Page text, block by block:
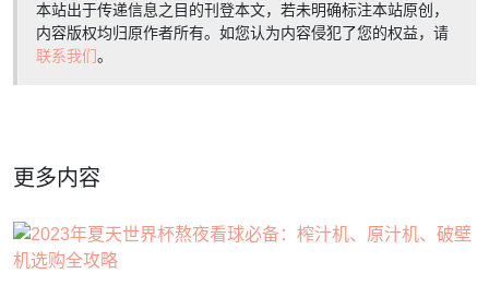
本站出于传递信息之目的刊登本文，若未明确标注本站原创，
内容版权均归原作者所有。如您认为内容侵犯了您的权益，请
联系我们。
更多内容